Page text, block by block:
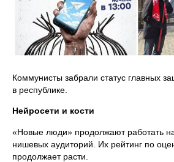
Коммунисты забрали статус главных
в республике.
Нейросети и кости
«Новые люди» продолжают работать
нишевых аудиторий. Их рейтинг по
продолжает расти.